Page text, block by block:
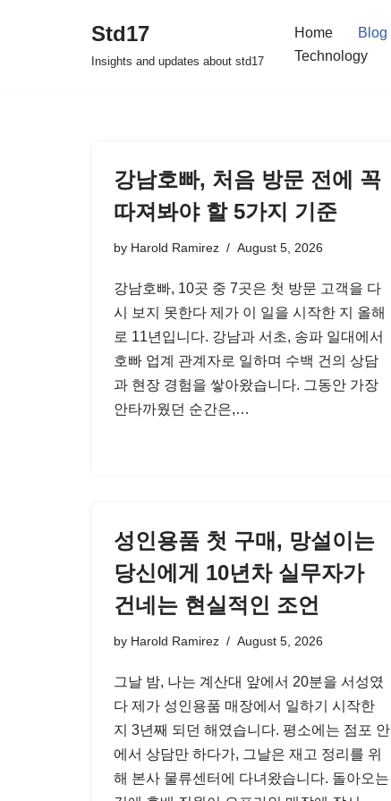
Std17
Insights and updates about std17
Home Blog
Technology
강남호빠, 처음 방문 전에 꼭
따져봐야 할 5가지 기준
by Harold Ramirez August 5, 2026
강남호빠, 10곳 중 7곳은 첫 방문 고객을 다
시 보지 못한다 제가 이 일을 시작한 지 올해
로 11년입니다. 강남과 서초, 송파 일대에서
호빠 업계 관계자로 일하며 수백 건의 상담
과 현장 경험을 쌓아왔습니다. 그동안 가장
안타까웠던 순간은,…
성인용품 첫 구매, 망설이는
당신에게 10년차 실무자가
건네는 현실적인 조언
by Harold Ramirez August 5, 2026
그날 밤, 나는 계산대 앞에서 20분을 서성였
다 제가 성인용품 매장에서 일하기 시작한
지 3년째 되던 해였습니다. 평소에는 점포 안
에서 상담만 하다가, 그날은 재고 정리를 위
해 본사 물류센터에 다녀왔습니다. 돌아오는